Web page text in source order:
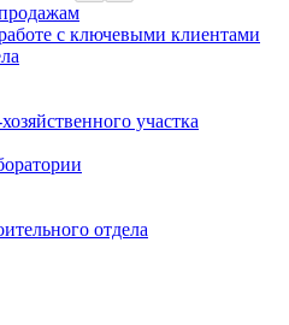
с ключевыми клиентами
участка
отдела